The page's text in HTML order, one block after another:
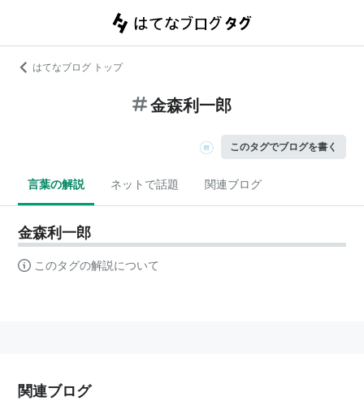
はてなブログ トップ
金森利一郎
このタグでブログを書く
言葉の解説 ネットで話題 関連ブログ
金森利一郎
このタグの解説について
関連ブログ